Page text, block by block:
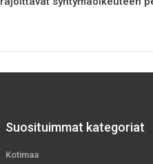
Suosituimmat kategoriat
Kotimaa